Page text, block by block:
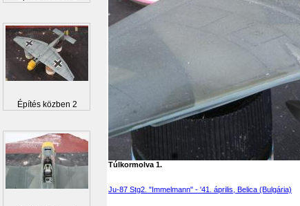
Túlkormolva 1.
Ju-87 Stg2. "Immelmann" - '41. április, Belica (Bulgária)
Építés közben 2